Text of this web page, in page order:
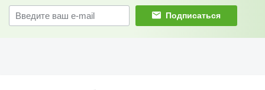
Подписаться